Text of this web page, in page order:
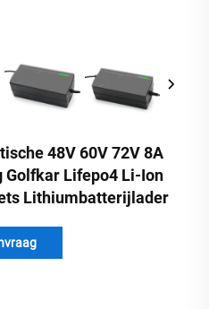
48V 60V 72V 8A
Lifepo4 Li-Ion
Lithiumbatterijlader